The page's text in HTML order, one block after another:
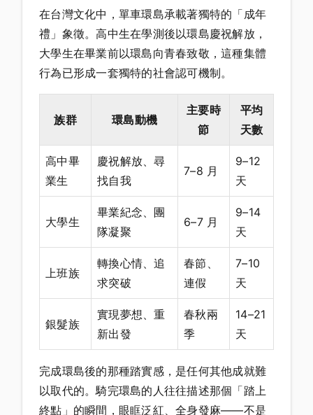
在台灣文化中，單車環島承載著獨特的「成年
禮」象徵。高中生在學測後以環島慶祝解放，
大學生在畢業前以環島向青春致敬，這種集體
行為已形成一套獨特的社會認可機制。
族群 環島動機
主要時
節
平均
天數
高中畢
業生
慶祝解放、尋
找自我
7–8 月
9–12
天
大學生
畢業紀念、團
隊凝聚
6–7 月
9–14
天
上班族
轉換心情、追
求突破
春節、
連假
7–10
天
銀髮族
實現夢想、重
新出發
春秋兩
季
14–21
天
完成環島後的那種踏實感，是任何其他成就難
以取代的。騎完環島的人往往描述那個「踏上
終點」的瞬間，眼眶泛紅、全身發麻——不是